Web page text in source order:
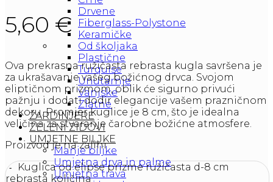
Drvene
Fiberglass-Polystone
Keramičke
Od školjaka
Plastične
Turquise
Unutarnje
Vanjske
Zlatne
ŽARDINJERE
ZELENI ZIDOVI
UMJETNE BILJKE
Manje biljke
Umjetna drva in palme
Umjetna trava
5,60 €
Ova prekrasna ružičasta rebrasta kugla savršena je
za ukrašavanje vašeg božićnog drvca. Svojom
eliptičnom prizmom, oblik će sigurno privući
pažnju i dodati dodir elegancije vašem prazničnom
dekoru. Promjer kuglice je 8 cm, što je idealna
veličina za stvaranje čarobne božićne atmosfere.
Proizvod je na zalihi
Kuglica od elipse prizme ružičasta d-8 cm
rebrasta količina